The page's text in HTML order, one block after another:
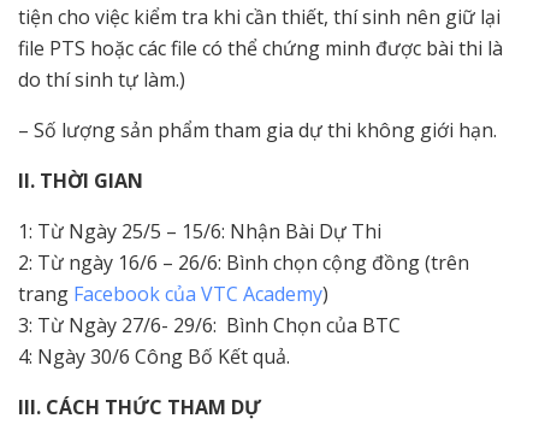
tiện cho việc kiểm tra khi cần thiết, thí sinh nên giữ lại
file PTS hoặc các file có thể chứng minh được bài thi là
do thí sinh tự làm.)
– Số lượng sản phẩm tham gia dự thi không giới hạn.
II. THỜI GIAN
1: Từ Ngày 25/5 – 15/6: Nhận Bài Dự Thi
2: Từ ngày 16/6 – 26/6: Bình chọn cộng đồng (trên
trang Facebook của VTC Academy)
3: Từ Ngày 27/6- 29/6: Bình Chọn của BTC
4: Ngày 30/6 Công Bố Kết quả.
III. CÁCH THỨC THAM DỰ